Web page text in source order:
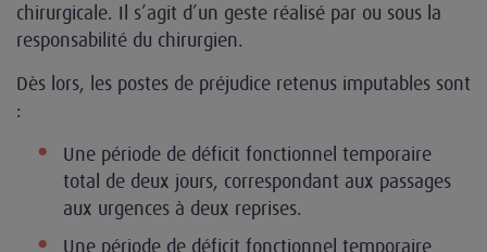
chirurgicale. Il s’agit d’un geste réalisé par ou sous la
responsabilité du chirurgien.
Dès lors, les postes de préjudice retenus imputables sont
:
Une période de déficit fonctionnel temporaire
total de deux jours, correspondant aux passages
aux urgences à deux reprises.
Une période de déficit fonctionnel temporaire